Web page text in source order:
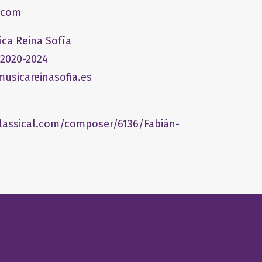
Reina Sofía
2024
composer/6136/Fabián-